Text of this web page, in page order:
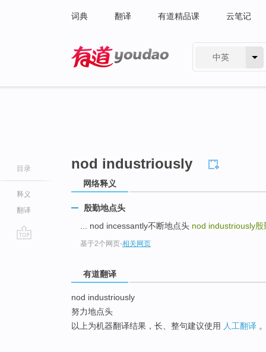
词典 翻译 有道精品课 云笔记
中英
目录
释义
翻译
nod industriously
网络释义
殷勤地点头
... nod incessantly不断地点头 nod industriously殷
基于2个网页-相关网页
有道翻译
nod industriously
努力地点头
以上为机器翻译结果，长、整句建议使用 人工翻译